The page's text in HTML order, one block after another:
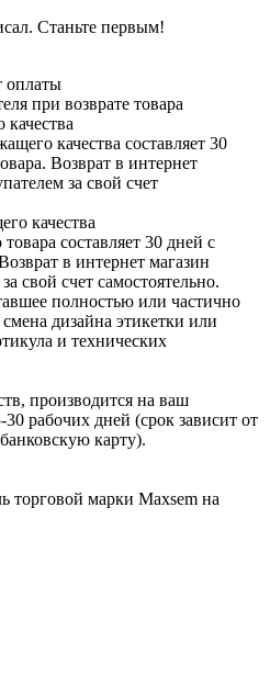
Станьте первым!
оплаты
при возврате товара
качества составляет 30
Возврат в интернет
за свой счет
качества
составляет 30 дней с
в интернет магазин
свой счет самостоятельно.
полностью или частично
дизайна этикетки или
и технических
производится на ваш
рабочих дней (срок зависит от
карту).
торговой марки Maxsem на